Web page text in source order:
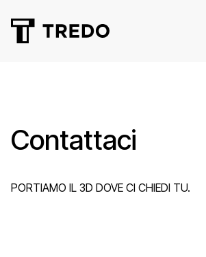
Contattaci
PORTIAMO IL 3D DOVE CI CHIEDI TU.